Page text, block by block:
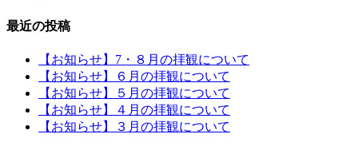
最近の投稿
【お知らせ】7・８月の拝観について
【お知らせ】６月の拝観について
【お知らせ】５月の拝観について
【お知らせ】４月の拝観について
【お知らせ】３月の拝観について